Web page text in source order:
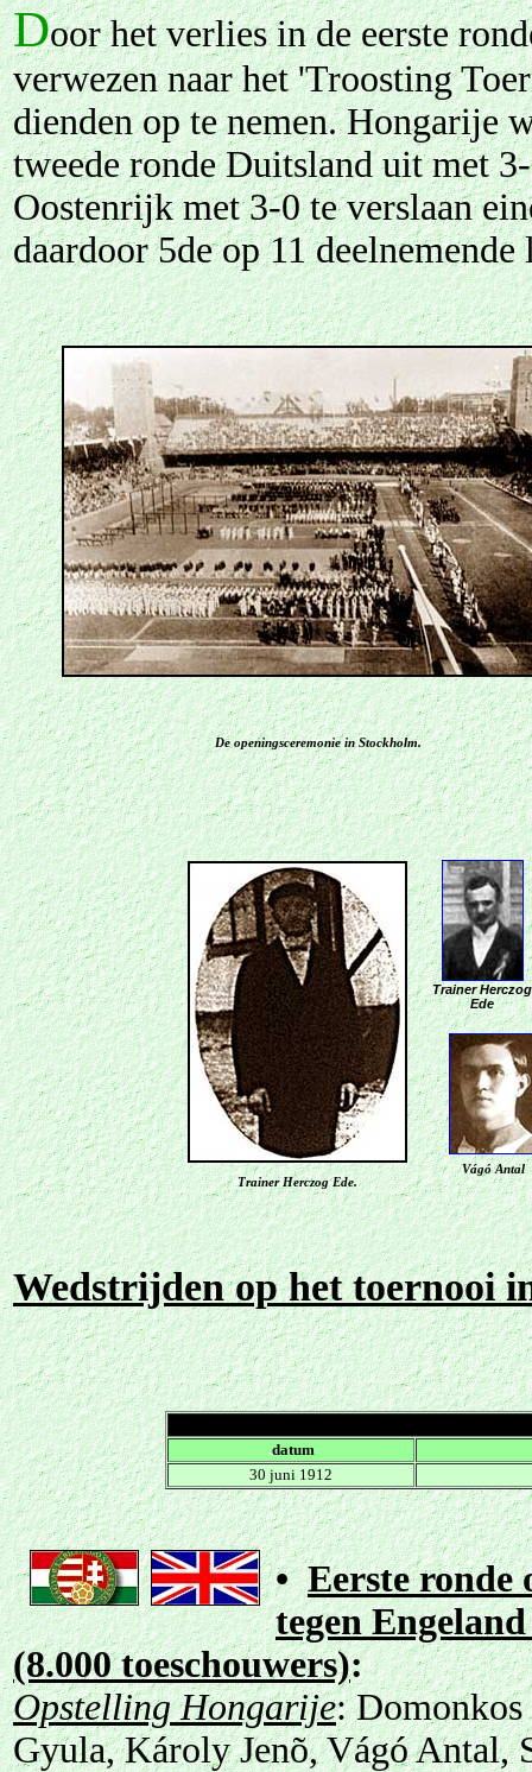
Door het verlies in de eerste
verwezen naar het 'Troosting
dienden op te nemen. Hongarije
tweede ronde Duitsland uit met
Oostenrijk met 3-0 te verslaan
daardoor 5de op 11
De openingsceremonie in Stockholm.
Trainer Herczog Ede.
Trainer Herczog
Ede
Vágó Antal
Wedstrijden op het toernooi
.datum
30 juni 1912
•Eerste ronde
tegen
(8.000 toeschouwers):
Opstelling Hongarije:
Gyula, Károly Jenõ, Vágó Antal,